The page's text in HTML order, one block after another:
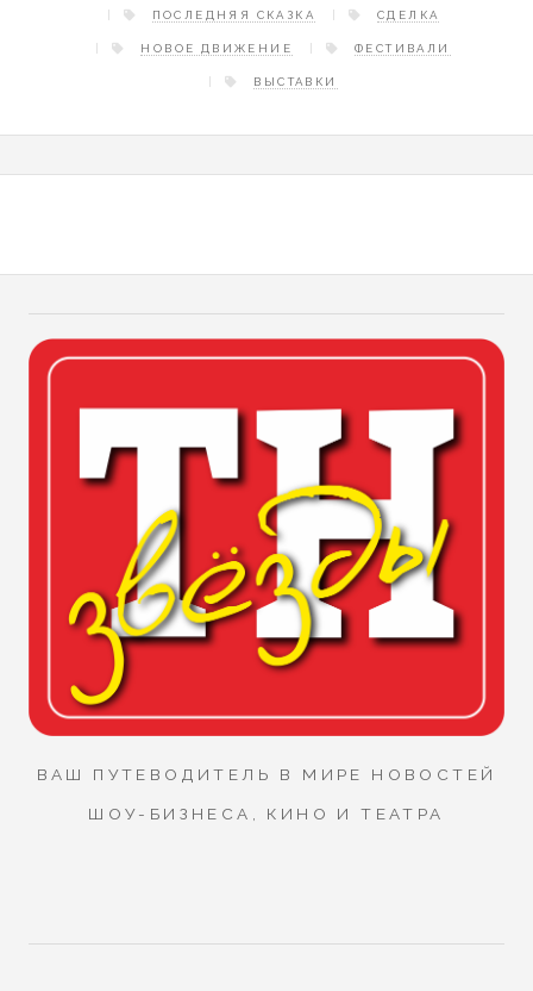
ПОСЛЕДНЯЯ СКАЗКА СДЕЛКА
НОВОЕ ДВИЖЕНИЕ ФЕСТИВАЛИ
ВЫСТАВКИ
ВАШ ПУТЕВОДИТЕЛЬ В МИРЕ НОВОСТЕЙ
ШОУ-БИЗНЕСА, КИНО И ТЕАТРА